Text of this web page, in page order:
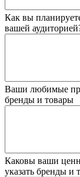
Как вы
вашей
Ваши любимые
бренды и товары
Каковы ваши
указать бренды и